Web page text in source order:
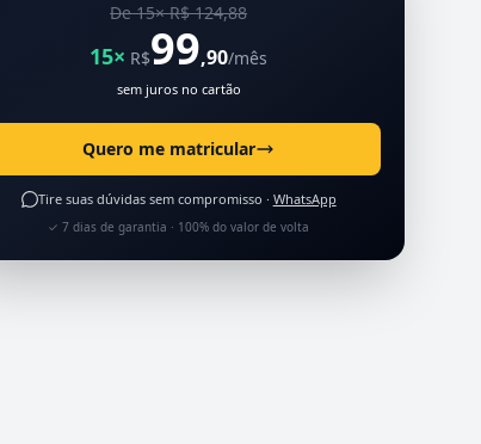
De 15× R$ 124,88
15× R$99,90/mês
sem juros no cartão
Quero me matricular
Tire suas dúvidas sem compromisso · WhatsApp
✓ 7 dias de garantia · 100% do valor de volta